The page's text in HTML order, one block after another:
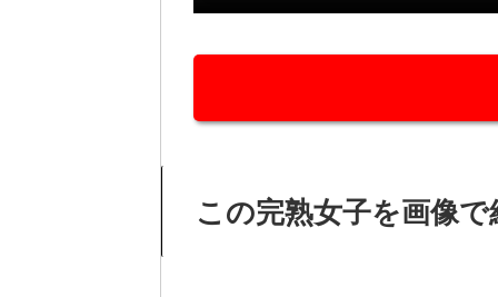
この完熟女子を画像